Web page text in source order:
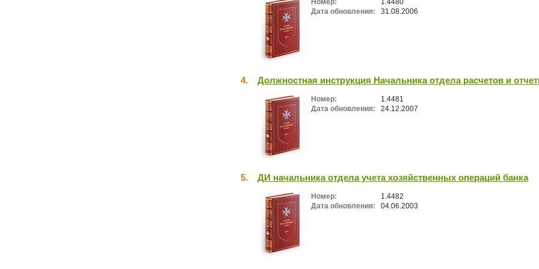
Номер:
1.4480
Дата обновления:
31.08.2006
4. Должностная инструкция Начальника отдела расчетов и
Номер:
1.4481
Дата обновления:
24.12.2007
5. ДИ начальника отдела учета хозяйственных операций банка
Номер:
1.4482
Дата обновления:
04.06.2003